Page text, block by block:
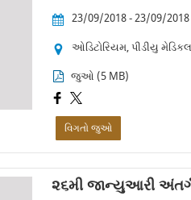
23/09/2018 - 23/09/2018
ઓડિટોરિયમ, પીડીયુ
જુઓ (5 MB)
વિગતો જુઓ
૨૬મી જાન્યુઆરી